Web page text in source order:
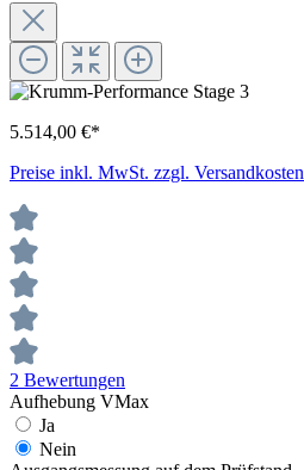
5.514,00 €*
Preise inkl. MwSt. zzgl. Versandkosten
2 Bewertungen
Aufhebung VMax
Ja
Nein